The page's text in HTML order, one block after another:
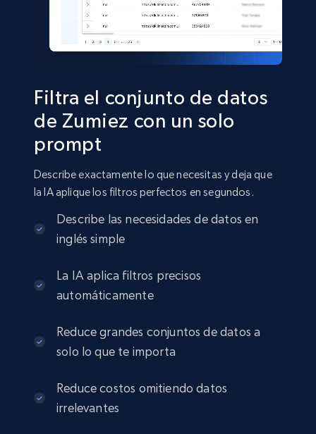
eCommerce
Amazon sellers info
info, Stars, Feedbacks, Return policy, and more.
eCommerce
eBay
URL, Product id, Title, Seller name, Seller rating,
more.
Filtra el conjunto de datos
de Zumiez con un solo
prompt
Describe exactamente lo que necesitas y deja que
la IA aplique los filtros perfectos en segundos.
Describe las necesidades de datos en
inglés simple
La IA aplica filtros precisos
automáticamente
Reduce grandes conjuntos de datos a
solo lo que te importa
Reduce costos omitiendo datos
irrelevantes